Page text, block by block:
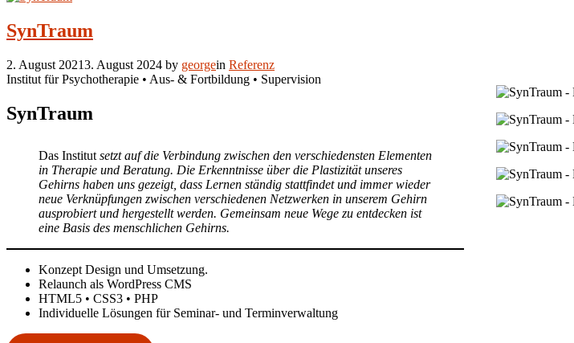
SynTraum
2. August 20213. August 2024 by georgein Referenz
Institut für Psychotherapie • Aus- & Fortbildung • Supervision
SynTraum
Das Institut setzt auf die Verbindung zwischen den verschiedensten Elementen
in Therapie und Beratung. Die Erkenntnisse über die Plastizität unseres
Gehirns haben uns gezeigt, dass Lernen ständig stattfindet und immer wieder
neue Verknüpfungen zwischen verschiedenen Netzwerken in unserem Gehirn
ausprobiert und hergestellt werden. Gemeinsam neue Wege zu entdecken ist
eine Basis des menschlichen Gehirns.
Konzept Design und Umsetzung.
Relaunch als WordPress CMS
HTML5 • CSS3 • PHP
Individuelle Lösungen für Seminar- und Terminverwaltung